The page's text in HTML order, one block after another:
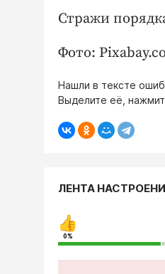
Стражи
Фото:
Нашли в тексте
Выделите её,
ЛЕНТА
0%